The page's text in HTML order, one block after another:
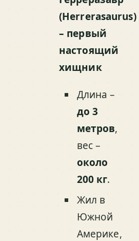
(Herrerasaurus)
– первый
настоящий
хищник
Длина –
до 3
метров,
вес –
около
200 кг.
Жил в
Южной
Америке,